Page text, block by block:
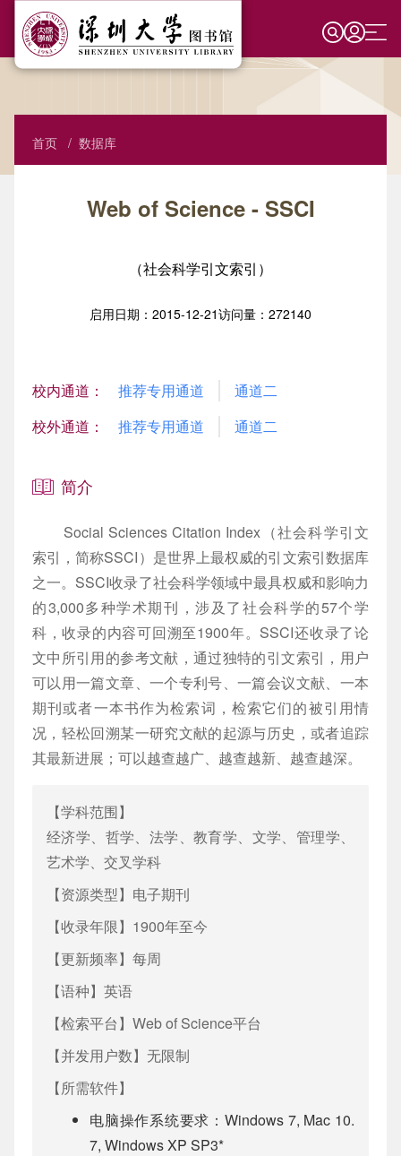
到
借阅
读者证
借阅权限
续借、预约与预借
文献传递
读者荐购
借阅排行
借阅评价
借阅收藏
资源
馆藏目录
问题与故障
推荐采购
电子教学参考书（限校内）
知识开放平台
深圳文献港
空间
无线网络服务
复印服务
电子存包柜
开放式存包柜（架）
生成式人工智能专题
信息素养学习平台
科技信息素养教程
社科信息素养教程
培训
1小时主题培训
嵌入课堂
信息素养题库
深圳大学学术门户
知识产权信息服务
专利收录引用证明
学科及成果数据服务
核心期刊投稿指南
学科服务平台
物理学科资源与服务平台
开放科学专题
数字人文平台
网上展厅
本馆简介
机构设置
年度统计数据
平面布局
安全防火须知
突发停电应急服务与开闭馆管理规定
保护著作权复印条例
电子资源使用管理办法
电子阅览角管理办法
馆藏文献逾期|损坏|遗失处理办法
常见问题
捐赠
参观与访问图书馆
寻物与失物招领
联系我们
图书馆内部网
数字面板
面
包
首页 数据库
Web of Science - SSCI
（社会科学引文索引）
启用日期： 2015-12-21访问量：272140
校内通道： 推荐专用通道
通道二
校外通道：
推荐专用通道 通道二
简介
Social Sciences Citation Index（社会科学引文
索引，简称SSCI）是世界上最权威的引文索引数据库
之一。SSCI收录了社会科学领域中最具权威和影响力
的3,000多种学术期刊，涉及了社会科学的57个学
科，收录的内容可回溯至1900年。SSCI还收录了论
文中所引用的参考文献，通过独特的引文索引，用户
可以用一篇文章、一个专利号、一篇会议文献、一本
期刊或者一本书作为检索词，检索它们的被引用情
况，轻松回溯某一研究文献的起源与历史，或者追踪
其最新进展；可以越查越广、越查越新、越查越深。
【学科范围】
经济学、哲学、法学、教育学、文学、管理学、
艺术学、交叉学科
【资源类型】 电子期刊
【收录年限】 1900年至今
【更新频率】 每周
【语种】 英语
【检索平台】 Web of Science平台
【并发用户数】 无限制
【所需软件】
电脑操作系统要求：Windows 7, Mac 10.
7, Windows XP SP3*